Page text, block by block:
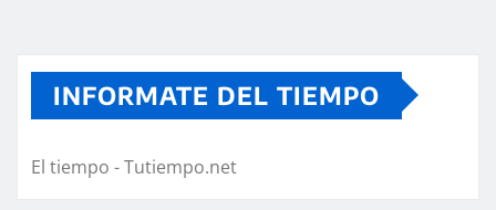
INFORMATE DEL TIEMPO
El tiempo - Tutiempo.net